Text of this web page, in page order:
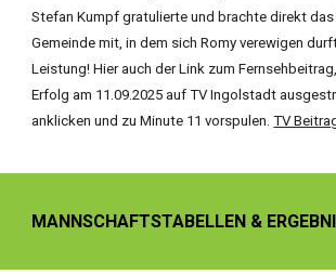
Stefan Kumpf gratulierte und brachte direkt das
Gemeinde mit, in dem sich Romy verewigen
Leistung! Hier auch der Link zum
Erfolg am 11.09.2025 auf TV Ingolstadt
anklicken und zu Minute 11 vorspulen.TV
MANNSCHAFTSTABELLEN &